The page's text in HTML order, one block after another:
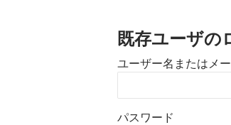
既存ユーザの
ユーザー名またはメ
パスワード